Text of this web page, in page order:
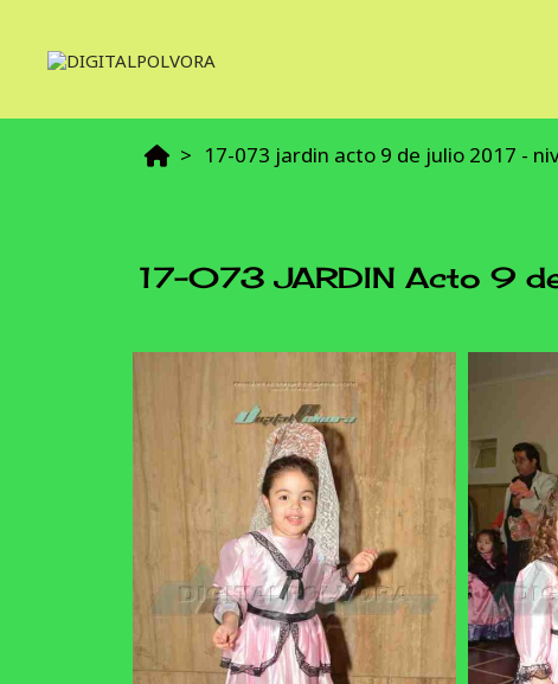
17-073 jardin acto 9 de julio 2017 -
17-073 JARDIN Acto 9